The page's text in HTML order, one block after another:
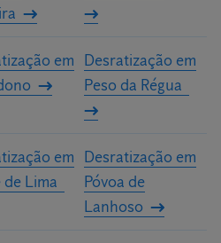
em Desratização em
Peso da Régua
em
de Lima
Desratização em
Póvoa de
Lanhoso